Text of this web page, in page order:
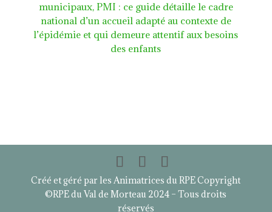
municipaux, PMI : ce guide détaille le cadre
national d’un accueil adapté au contexte de
l’épidémie et qui demeure attentif aux besoins
des enfants
Créé et géré par les Animatrices du RPE Copyright
©RPE du Val de Morteau 2024 – Tous droits
réservés